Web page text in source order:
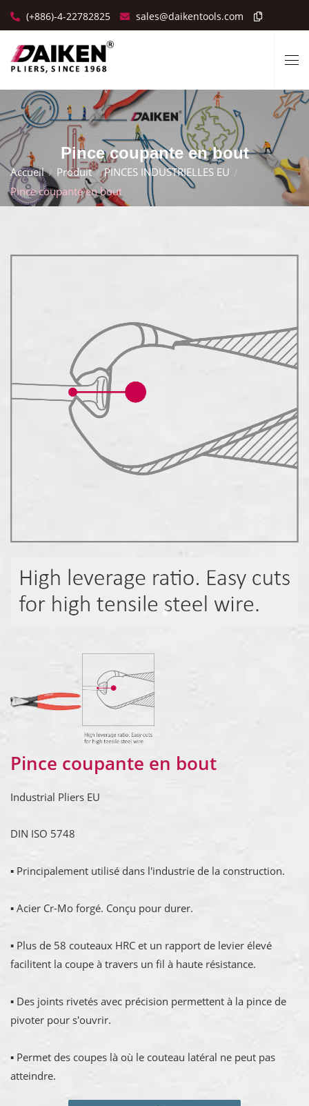
(+886)-4-22782825 sales@daikentools.com
Pince coupante en bout
Accueil Produit
PINCES INDUSTRIELLES EU
Pince coupante en bout
Pince coupante en bout
Industrial Pliers EU
DIN ISO 5748
▪ Principalement utilisé dans l'industrie de la construction.
▪ Acier Cr-Mo forgé. Conçu pour durer.
▪ Plus de 58 couteaux HRC et un rapport de levier élevé
facilitent la coupe à travers un fil à haute résistance.
▪ Des joints rivetés avec précision permettent à la pince de
pivoter pour s'ouvrir.
▪ Permet des coupes là où le couteau latéral ne peut pas
atteindre.